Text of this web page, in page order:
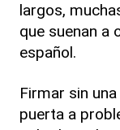
largos,
que suenan a
español.
Firmar sin
puerta a